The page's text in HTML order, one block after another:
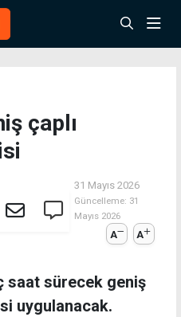
çaplı
31 Mayıs 2026
Güncelleme: 31
Mayıs 2026
A A
saat sürecek geniş
uygulanacak.